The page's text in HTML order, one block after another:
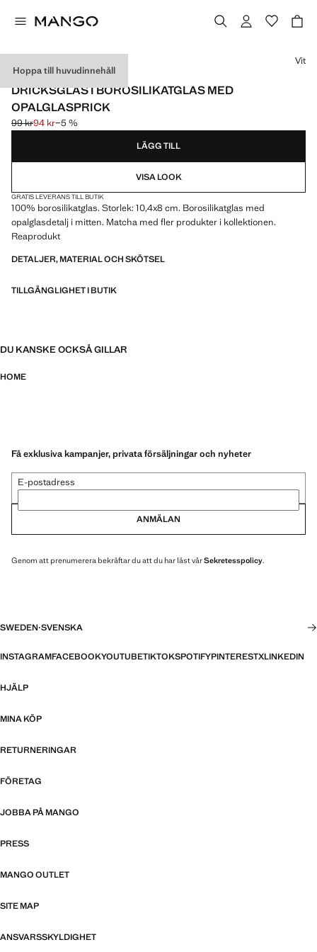
Hoppa till huvudinnehåll
BORSILIKAT
DRICKSGLAS I BOROSILIKATGLAS MED
OPALGLASPRICK
Ursprungligt pris överstruket [99 kr ]
99 kr
Gällande pris [94 kr ]
94 kr−5 %
Välj en färg
Vit
LÄGG TILL
VISA LOOK
GRATIS LEVERANS TILL BUTIK
100% borosilikatglas. Storlek: 10,4x8 cm. Borosilikatglas med
opalglasdetalj i mitten. Matcha med fler produkter i kollektionen.
Reaprodukt
DETALJER, MATERIAL OCH SKÖTSEL
TILLGÄNGLIGHET I BUTIK
DU KANSKE OCKSÅ GILLAR
HOME
Få exklusiva kampanjer, privata försäljningar och nyheter
E-postadress
ANMÄLAN
Genom att prenumerera bekräftar du att du har läst vårSekretesspolicy.
SWEDEN·SVENSKA
INSTAGRAMFACEBOOKYOUTUBETIKTOKSPOTIFYPINTERESTXLINKEDIN
HJÄLP
MINA KÖP
RETURNERINGAR
FÖRETAG
JOBBA PÅ MANGO
PRESS
MANGO OUTLET
SITE MAP
ANSVARSSKYLDIGHET